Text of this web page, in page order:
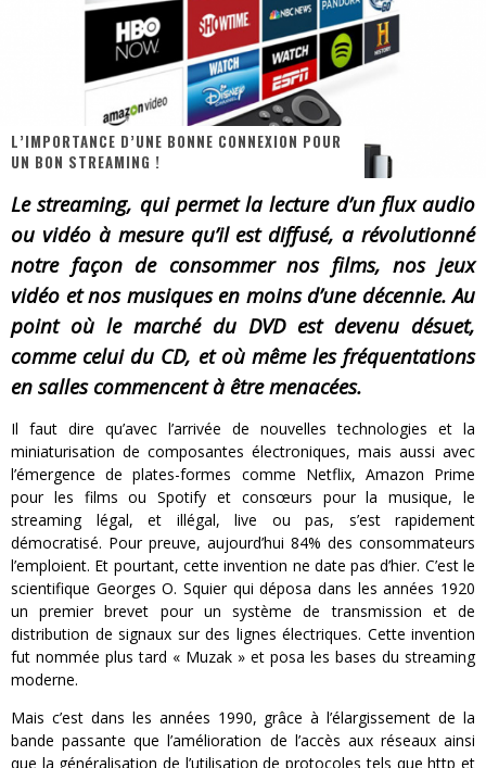
Star Fox
PsyRiver 2026 : la magie revient sur les rives de l’Aar
« MOFUSAND / Parler Japonais » – Des Expressions Pratiques !
Assassin's Creed Black Flag Resynced
« Damn Them All » - Un duo de Choc !
« Love is a Boxing Ring (Tomes 1 & 2) » – Un Passé Trouble !
« WOLF-MAN / Integrale Tomes 1 et 2 » - Cruelle Vengeance !
L’IMPORTANCE D’UNE BONNE CONNEXION POUR
UN BON STREAMING !
Le streaming, qui permet la lecture d’un flux audio
ou vidéo à mesure qu’il est diffusé, a révolutionné
notre façon de consommer nos films, nos jeux
vidéo et nos musiques en moins d’une décennie. Au
point où le marché du DVD est devenu désuet,
comme celui du CD, et où même les fréquentations
en salles commencent à être menacées.
Il faut dire qu’avec l’arrivée de nouvelles technologies et la
miniaturisation de composantes électroniques, mais aussi avec
l’émergence de plates-formes comme Netflix, Amazon Prime
pour les films ou Spotify et consœurs pour la musique, le
streaming légal, et illégal, live ou pas, s’est rapidement
démocratisé. Pour preuve, aujourd’hui 84% des consommateurs
l’emploient. Et pourtant, cette invention ne date pas d’hier. C’est le
scientifique Georges O. Squier qui déposa dans les années 1920
un premier brevet pour un système de transmission et de
distribution de signaux sur des lignes électriques. Cette invention
fut nommée plus tard « Muzak » et posa les bases du streaming
moderne.
Mais c’est dans les années 1990, grâce à l’élargissement de la
bande passante que l’amélioration de l’accès aux réseaux ainsi
que la généralisation de l’utilisation de protocoles tels que http et